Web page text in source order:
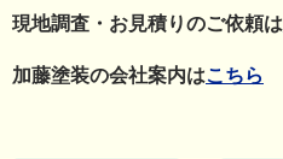
現地調査・お見積りのご依頼は
加藤塗装の会社案内はこちら